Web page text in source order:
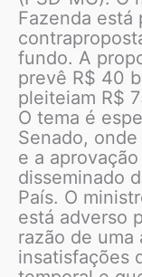
Fazenda está
fundo. A
prevê R$ 40
pleiteiam R$
O tema é
Senado,
e a
disseminado
País. O
está adverso
razão de uma
insatisfações